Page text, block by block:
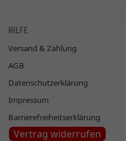
HILFE
Versand & Zahlung
AGB
Datenschutzerklärung
Impressum
Barrierefreiheitserklärung
Vertrag widerrufen